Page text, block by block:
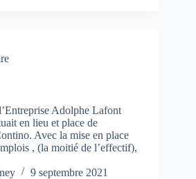
Adolphe Lafont
en lieu et place de
Avec la mise en place
, (la moitié de l’effectif),
9 septembre 2021